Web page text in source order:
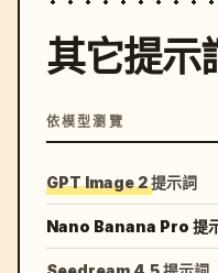
其它提示
依模型瀏覽
GPT Image 2 提示詞
Nano Banana Pro 提